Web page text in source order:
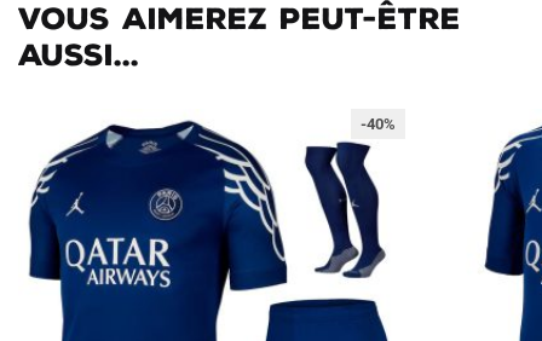
Vous aimerez peut-être
aussi...
-40%